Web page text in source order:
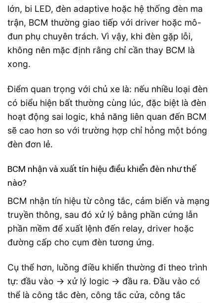
lớn, bi LED, đèn adaptive hoặc hệ thống đèn ma
trận, BCM thường giao tiếp với driver hoặc mô-
đun phụ chuyên trách. Vì vậy, khi đèn gặp lỗi,
không nên mặc định rằng chỉ cần thay BCM là
xong.
Điểm quan trọng với chủ xe là: nếu nhiều loại đèn
có biểu hiện bất thường cùng lúc, đặc biệt là đèn
hoạt động sai logic, khả năng liên quan đến BCM
sẽ cao hơn so với trường hợp chỉ hỏng một bóng
đèn đơn lẻ.
BCM nhận và xuất tín hiệu điều khiển đèn như thế
nào?
BCM nhận tín hiệu từ công tắc, cảm biến và mạng
truyền thông, sau đó xử lý bằng phần cứng lẫn
phần mềm để xuất lệnh đến relay, driver hoặc
đường cấp cho cụm đèn tương ứng.
Cụ thể hơn, luồng điều khiển thường đi theo trình
tự: đầu vào → xử lý logic → đầu ra. Đầu vào có
thể là công tắc đèn, công tắc cửa, công tắc